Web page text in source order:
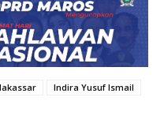
Indira Yusuf Ismail